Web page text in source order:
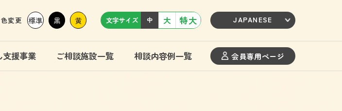
変更 標準 黒 黄 文字サイズ 中 大 特大
支援事業 ご相談施設一覧 相談内容例一覧 会員専用ページ